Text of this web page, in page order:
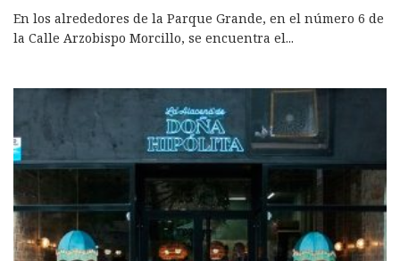
En los alrededores de la Parque Grande, en el número 6 de
la Calle Arzobispo Morcillo, se encuentra el...